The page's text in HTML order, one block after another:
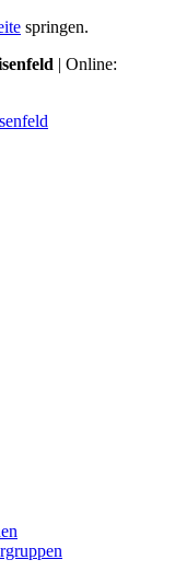
springen.
| Online: